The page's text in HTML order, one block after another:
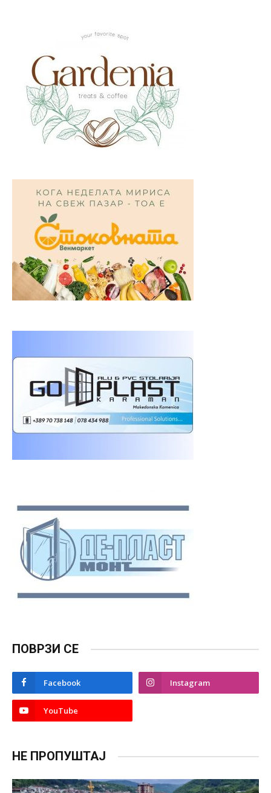
ПОВРЗИ СЕ
Facebook Instagram
YouTube
НЕ ПРОПУШТАЈ